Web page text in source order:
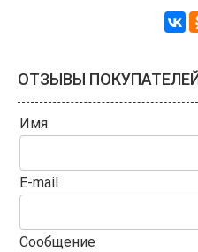
ОТЗЫВЫ
Имя
E-mail
Сообщение